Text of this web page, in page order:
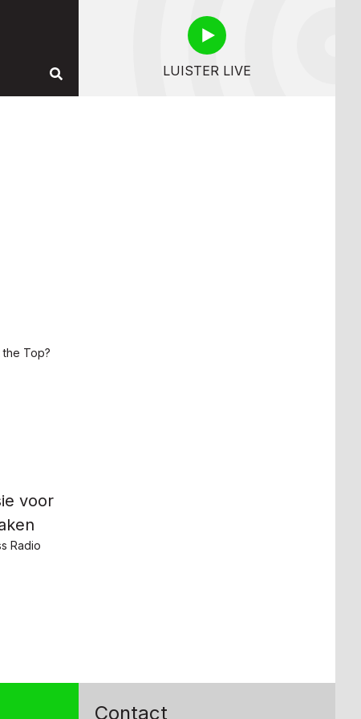
LUISTER LIVE
Top?
voor
Radio
Contact